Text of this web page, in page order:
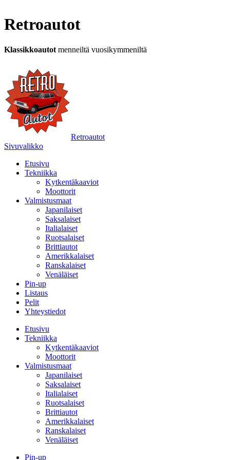
Retroautot
Klassikkoautot menneiltä vuosikymmeniltä
Retroautot
Sivuvalikko
Etusivu
Tekniikka
Kytkentäkaaviot
Moottorit
Valmistusmaat
Japanilaiset
Saksalaiset
Italialaiset
Ruotsalaiset
Brittiautot
Amerikkalaiset
Ranskalaiset
Venäläiset
Pin-up
Listaus
Pelit
Yhteystiedot
Etusivu
Tekniikka
Kytkentäkaaviot
Moottorit
Valmistusmaat
Japanilaiset
Saksalaiset
Italialaiset
Ruotsalaiset
Brittiautot
Amerikkalaiset
Ranskalaiset
Venäläiset
Pin-up